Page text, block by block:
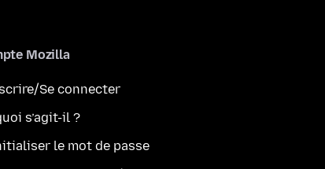
Mozilla
Se connecter
s’agit-il ?
le mot de passe